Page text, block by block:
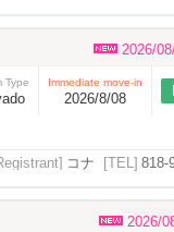
2026/
Type Immediate move-in
2026/8/08
コナ [TEL] 818-
2026/